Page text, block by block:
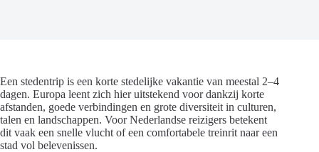
Een stedentrip is een korte stedelijke vakantie van meestal 2–4
dagen. Europa leent zich hier uitstekend voor dankzij korte
afstanden, goede verbindingen en grote diversiteit in culturen,
talen en landschappen. Voor Nederlandse reizigers betekent
dit vaak een snelle vlucht of een comfortabele treinrit naar een
stad vol belevenissen.